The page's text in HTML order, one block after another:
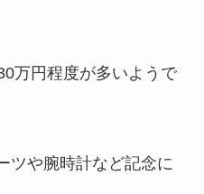
万円程度が多いようで
ツや腕時計など記念に